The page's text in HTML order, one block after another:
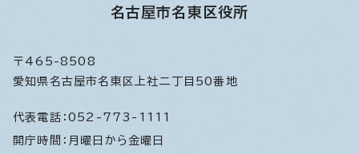
名古屋市名東区役所
〒465-8508
愛知県名古屋市名東区上社二丁目50番地
代表電話： 052-773-1111
開庁時間： 月曜日から金曜日